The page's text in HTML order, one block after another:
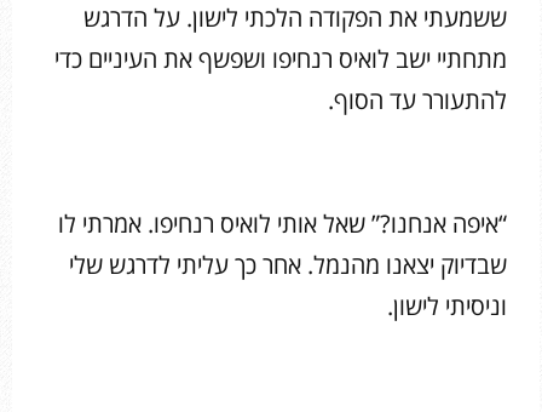
ששמעתי את הפקודה הלכתי לישון. על הדרגש
מתחתיי ישב לואיס רנחיפו ושפשף את העיניים כדי
להתעורר עד הסוף.
“איפה אנחנו?” שאל אותי לואיס רנחיפו. אמרתי לו
שבדיוק יצאנו מהנמל. אחר כך עליתי לדרגש שלי
וניסיתי לישון.